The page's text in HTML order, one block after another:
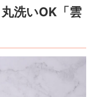
洗いOK「雲